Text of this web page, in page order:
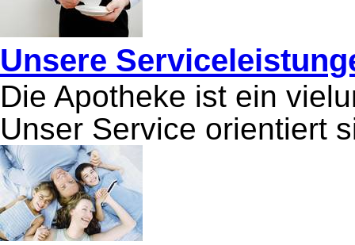
Unsere
Die Apotheke ist ein
Unser Service orientiert